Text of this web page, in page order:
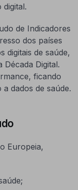
de Indicadores
dos países
digitais de saúde,
Digital.
ficando
dados de saúde.
Europeia,